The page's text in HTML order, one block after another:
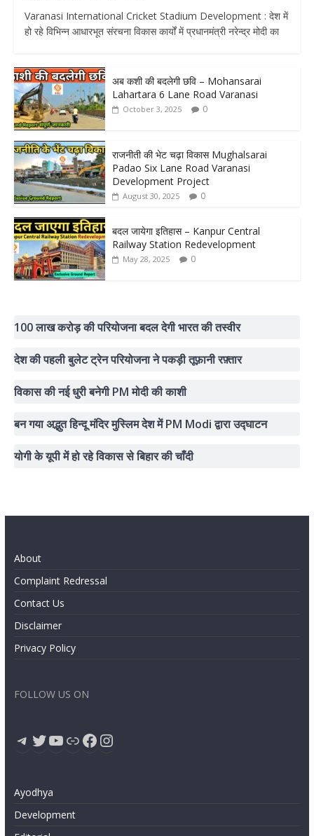
Varanasi International Cricket Stadium Development : देश में
हो रहे विभिन्न आधारभूत संरचना विकास कार्यों में प्रधानमंत्री नरेन्द्र मोदी का
अब कशी की बदलेगी छवि – Mohansarai
Lahartara 6 Lane Road Varanasi
October 3, 2025 0
राजनीती की भेट चढ़ा विकास Mughalsarai
Padao Six Lane Road Varanasi
Development Project
August 30, 2025 0
बदल जायेगा इतिहास – Kanpur Central
Railway Station Redevelopment
May 28, 2025 0
100 लाख करोड़ की परियोजना बदल देगी भारत की तस्वीर
देश की पहली बुलेट ट्रेन परियोजना ने पकड़ी तूफ़ानी रफ़्तार
विकास की नई धुरी बनेगी PM मोदी की काशी
बन गया अद्भुत हिन्दू मंदिर मुस्लिम देश में PM Modi द्वारा उद्घाटन
योगी के यूपी में हो रहे विकास से बिहार की चाँदी
About
Complaint Redressal
Contact Us
Disclaimer
Privacy Policy
FOLLOW US ON
Telegram
Twitter
YouTube
LinkFacebook
Instagram
Ayodhya
Development